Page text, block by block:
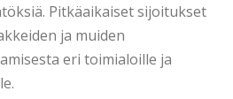
Pitkäaikaiset sijoitukset
ja muiden
eri toimialoille ja